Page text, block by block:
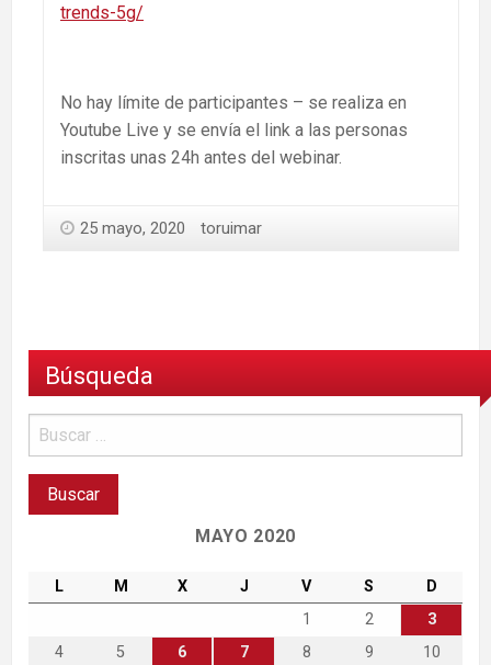
trends-5g/
No hay límite de participantes – se realiza en
Youtube Live y se envía el link a las personas
inscritas unas 24h antes del webinar.
25 mayo, 2020 toruimar
Búsqueda
MAYO 2020
L M X J V S
D
1
2
3
4
5 6 7 8 9
10